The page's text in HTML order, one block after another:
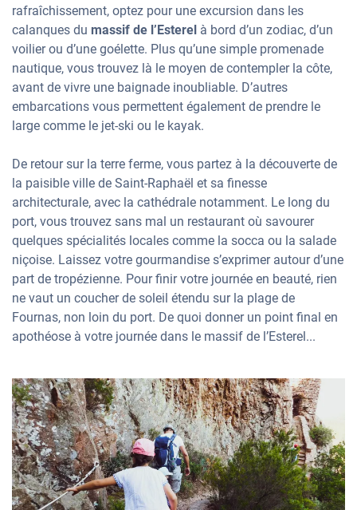
rafraîchissement, optez pour une excursion dans les
calanques du massif de l’Esterel à bord d’un zodiac, d’un
voilier ou d’une goélette. Plus qu’une simple promenade
nautique, vous trouvez là le moyen de contempler la côte,
avant de vivre une baignade inoubliable. D’autres
embarcations vous permettent également de prendre le
large comme le jet-ski ou le kayak.
De retour sur la terre ferme, vous partez à la découverte de
la paisible ville de Saint-Raphaël et sa finesse
architecturale, avec la cathédrale notamment. Le long du
port, vous trouvez sans mal un restaurant où savourer
quelques spécialités locales comme la socca ou la salade
niçoise. Laissez votre gourmandise s’exprimer autour d’une
part de tropézienne. Pour finir votre journée en beauté, rien
ne vaut un coucher de soleil étendu sur la plage de
Fournas, non loin du port. De quoi donner un point final en
apothéose à votre journée dans le massif de l’Esterel...